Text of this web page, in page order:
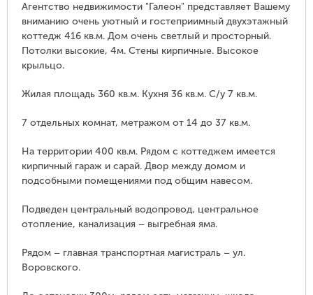
Агентство недвижимости "Галеон" представляет Вашему
вниманию очень уютный и гостеприимный двухэтажный
коттедж 416 кв.м. Дом очень светлый и просторный.
Потолки высокие, 4м. Стены кирпичные. Высокое
крыльцо.
Жилая площадь 360 кв.м. Кухня 36 кв.м. С/у 7 кв.м.
7 отдельных комнат, метражом от 14 до 37 кв.м.
На территории 400 кв.м. Рядом с коттеджем имеется
кирпичный гараж и сарай. Двор между домом и
подсобными помещениями под общим навесом.
Подведен центральный водопровод, центральное
отопление, канализация – выгребная яма.
Рядом – главная транспортная магистраль – ул.
Воровского.